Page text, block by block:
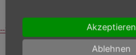
--> Karten Akzeptieren
Ablehnen